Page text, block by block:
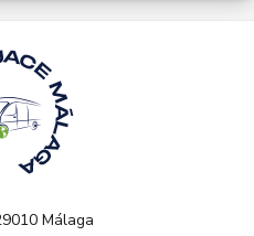
Málaga